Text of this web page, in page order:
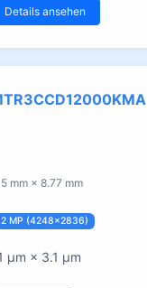
Details ansehen
mm × 8.77 mm
MP (4248×2836)
µm × 3.1 µm